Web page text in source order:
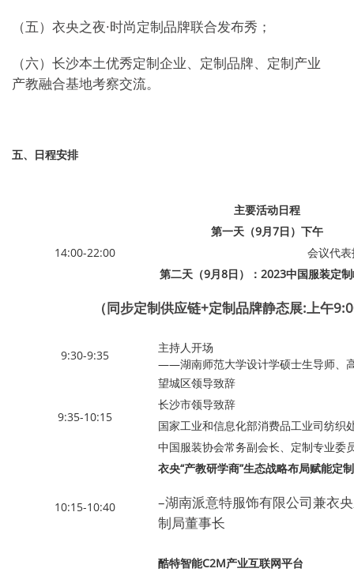
（五）衣央之夜·时尚定制品牌联合发布秀；
（六）长沙本土优秀定制企业、定制品牌、定制产业
产教融合基地考察交流。
五、日程安排
主要活动日程
第一天（9月7日）下午
14:00-22:00
会议代
第二天（9月8日）：2023中国服装定
（同步定制供应链+定制品牌静态展:上午
9:30-9:35
主持人开场
——湖南师范大学设计学硕士生导师、
9:35-10:15
望城区领导致辞
长沙市领导致辞
国家工业和信息化部消费品工业司纺织
中国服装协会常务副会长、定制专业委
10:15-10:40
衣央“产教研学商”生态战略布局赋能定
–湖南派意特服饰有限公司兼衣
制局董事长
酷特智能C2M产业互联网平台